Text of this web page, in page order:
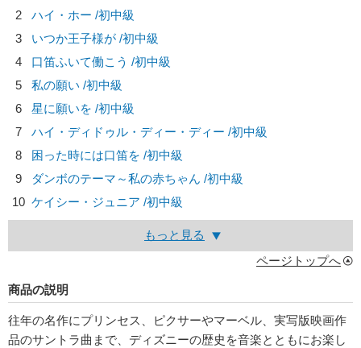
2
ハイ・ホー /初中級
3
いつか王子様が /初中級
4
口笛ふいて働こう /初中級
5
私の願い /初中級
6
星に願いを /初中級
7
ハイ・ディドゥル・ディー・ディー /初中級
8
困った時には口笛を /初中級
9
ダンボのテーマ～私の赤ちゃん /初中級
10 ケイシー・ジュニア /初中級
もっと見る
ページトップへ
商品の説明
往年の名作にプリンセス、ピクサーやマーベル、実写版映画作
品のサントラ曲まで、ディズニーの歴史を音楽とともにお楽し